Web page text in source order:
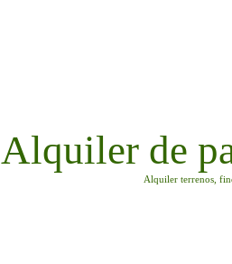
Alquiler de
Alquiler terrenos,